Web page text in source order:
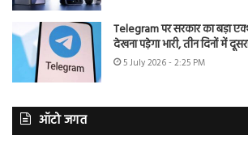
Telegram पर सरकार का बड़ा
देखना पड़ेगा भारी, तीन दिनों में
5 July 2026 - 2:25 PM
ऑटो जगत